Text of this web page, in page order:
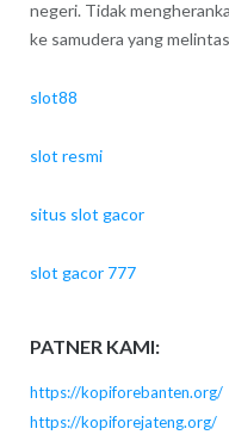
negeri. Tidak
ke samudera yang
slot88
slot resmi
situs slot gacor
slot gacor 777
PATNER KAMI:
https://kopiforebanten.org/
https://kopiforejateng.org/